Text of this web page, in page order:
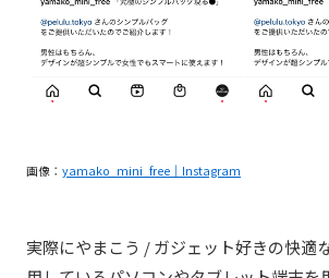
画像： yamako_mini_free｜Instagram
実際にやまこう / ガジェット好きの快適